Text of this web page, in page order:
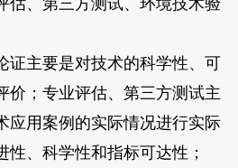
估、第三方测试、环境技术验
主要是对技术的科学性、可
价；专业评估、第三方测试主
应用案例的实际情况进行实际
、科学性和指标可达性；